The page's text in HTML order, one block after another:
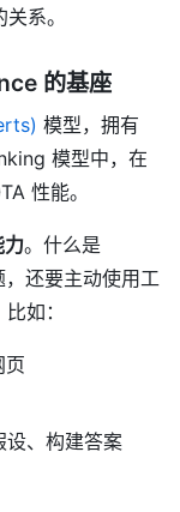
系。
的基座
模型，拥有
模型中，在
性能。
。什么是
还要主动使用工
如：
页
设、构建答案